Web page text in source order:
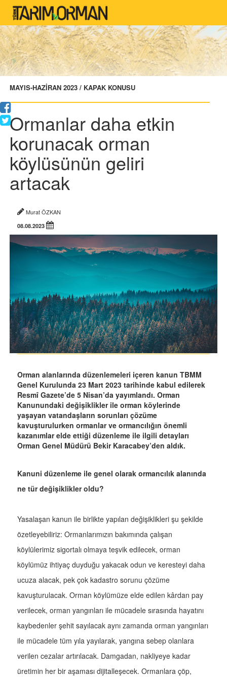
MAYIS-HAZİRAN 2023 / KAPAK KONUSU
Ormanlar daha etkin
korunacak orman
köylüsünün geliri
artacak
Murat ÖZKAN
08.08.2023
Orman alanlarında düzenlemeleri içeren kanun TBMM
Genel Kurulunda 23 Mart 2023 tarihinde kabul edilerek
Resmî Gazete’de 5 Nisan’da yayımlandı. Orman
Kanunundaki değişiklikler ile orman köylerinde
yaşayan vatandaşların sorunları çözüme
kavuşturulurken ormanlar ve ormancılığın önemli
kazanımlar elde ettiği düzenleme ile ilgili detayları
Orman Genel Müdürü Bekir Karacabey’den aldık.
Kanuni düzenleme ile genel olarak ormancılık alanında
ne tür değişiklikler oldu?
Yasalaşan kanun ile birlikte yapılan değişiklikleri şu şekilde
özetleyebiliriz: Ormanlarımızın bakımında çalışan
köylülerimiz sigortalı olmaya teşvik edilecek, orman
köylümüz ihtiyaç duyduğu yakacak odun ve keresteyi daha
ucuza alacak, pek çok kadastro sorunu çözüme
kavuşturulacak. Orman köylümüze elde edilen kârdan pay
verilecek, orman yangınları ile mücadele sırasında hayatını
kaybedenler şehit sayılacak aynı zamanda orman yangınları
ile mücadele tüm yıla yayılarak, yangına sebep olanlara
verilen cezalar artırılacak. Damgadan, nakliyeye kadar
üretimin her bir aşaması dijitalleşecek. Ormanlara çöp,